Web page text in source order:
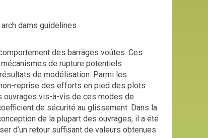
dams guidelines
des barrages voûtes. Ces
de rupture potentiels
de modélisation. Parmi les
reprise des efforts en pied des plots
ouvrages vis-à-vis de ces modes de
de sécurité au glissement. Dans la
de la plupart des ouvrages, il a été
d’un retour suffisant de valeurs obtenues